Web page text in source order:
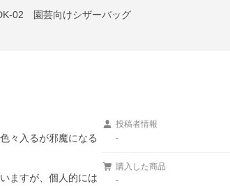
02 園芸向けシザーバッグ
々入るが邪魔になる
ますが、個人的には
投稿者情報
-
購入した商品
-